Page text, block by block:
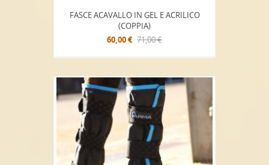
FASCE ACAVALLO IN GEL E ACRILICO
(COPPIA)
60,00 € 71,00 €